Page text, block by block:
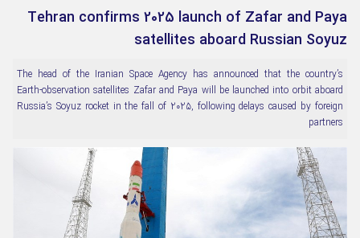
رمز عبور
مرا به خاطر بسپار
Tehran confirms 2025 launch of Zafar and Paya
satellites aboard Russian Soyuz
The head of the Iranian Space Agency has announced that the country’s
Earth-observation satellites Zafar and Paya will be launched into orbit aboard
Russia’s Soyuz rocket in the fall of 2025, following delays caused by foreign
partners